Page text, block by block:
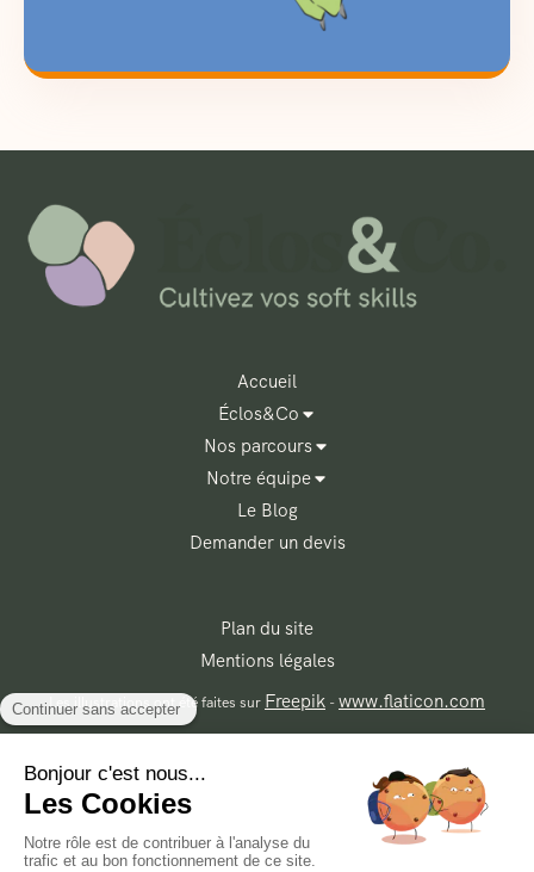
Accueil
Éclos&Co
Nos parcours
Notre équipe
Le Blog
Demander un devis
Plan du site
Mentions légales
Les illustrations ont été faites sur Freepik -www.flaticon.com
Contacter Éclos&Co